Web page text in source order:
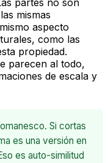
mismas
aspecto
como las
propiedad.
parecen al todo,
de escala y
Si cortas
es una versión en
es auto-similitud